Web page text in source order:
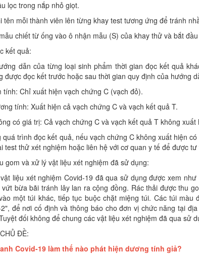
lọc trong nắp nhỏ giọt.
tên mỗi thành viên lên từng khay test tương ứng để tránh
chiết từ ống vào ô nhận mẫu (S) của khay thử và bắt
kết quả:
dẫn của từng loại sinh phẩm thời gian đọc kết quả
được đọc kết trước hoặc sau thời gian quy định của hướng
tính: Chỉ xuất hiện vạch chứng C (vạch đỏ).
tính: Xuất hiện cả vạch chứng C và vạch kết quả T.
có giá trị: Cả vạch chứng C và vạch kết quả T không
quá trình đọc kết quả, nếu vạch chứng C không xuất hiện
test thử xét nghiệm hoặc liên hệ với cơ quan y tế để được
gom và xử lý vật liệu xét nghiệm đã sử dụng:
liệu xét nghiệm Covid-19 đã qua sử dụng được xem
bừa bãi tránh lây lan ra cộng đồng. Rác thải được thu
một túi khác, tiếp tục buộc chặt miệng túi. Các túi màu
2", để nơi cố định và thông báo cho đơn vị chức năng tại
đối không để chung các vật liệu xét nghiệm đã qua sử
ĐỀ:
Covid-19 làm thế nào phát hiện dương tính giả?